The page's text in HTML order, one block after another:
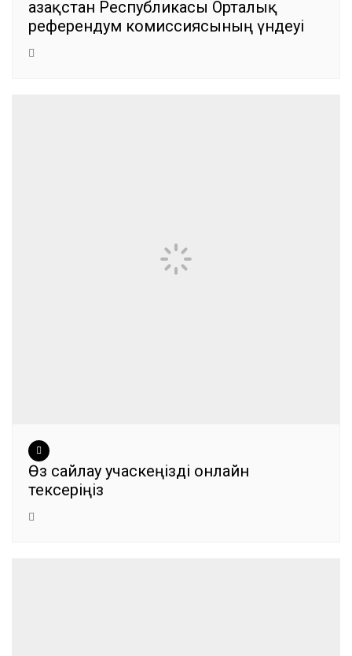
Қазақстан Республикасы Орталық
референдум комиссиясының үндеуі
Өз сайлау учаскеңізді онлайн
тексеріңіз